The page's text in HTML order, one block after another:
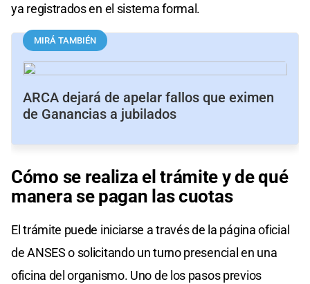
ya registrados en el sistema formal.
MIRÁ TAMBIÉN
ARCA dejará de apelar fallos que eximen
de Ganancias a jubilados
Cómo se realiza el trámite y de qué
manera se pagan las cuotas
El trámite puede iniciarse a través de la página oficial
de ANSES o solicitando un turno presencial en una
oficina del organismo. Uno de los pasos previos